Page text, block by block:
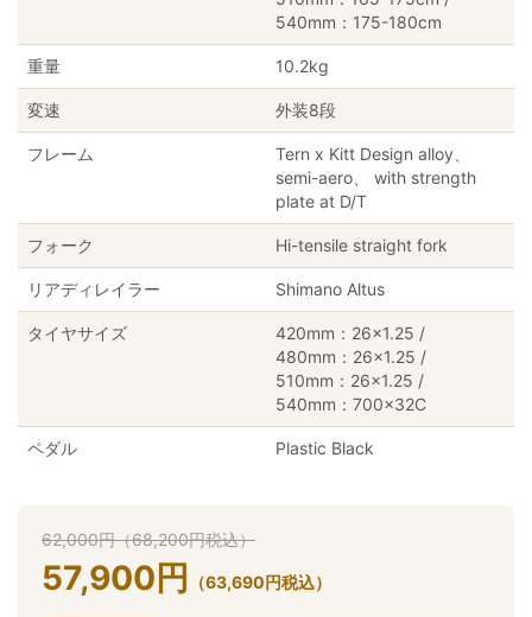
540mm：175-180cm
重量 10.2kg
変速 外装8段
フレーム
Tern x Kitt Design alloy、
semi-aero、 with strength
plate at D/T
フォーク Hi-tensile straight fork
リアディレイラー Shimano Altus
タイヤサイズ
420mm：26×1.25 /
480mm：26×1.25 /
510mm：26×1.25 /
540mm：700×32C
ペダル Plastic Black
62,000円（68,200円税込）
57,900円 （63,690円税込）